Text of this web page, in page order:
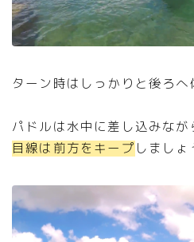
ターン時はしっかりと後ろへ
パドルは水中に差し込みなが
目線は前方をキープ しましょ